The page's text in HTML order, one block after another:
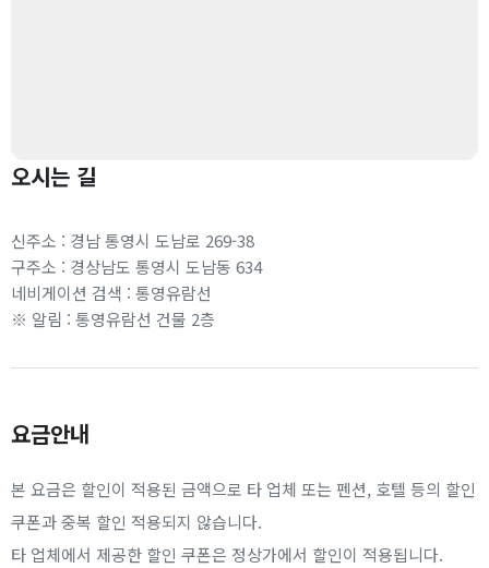
오시는 길
신주소 : 경남 통영시 도남로 269-38
구주소 : 경상남도 통영시 도남동 634
네비게이션 검색 : 통영유람선
※ 알림 : 통영유람선 건물 2층
요금안내
본 요금은 할인이 적용된 금액으로 타 업체 또는 펜션, 호텔 등의 할인
쿠폰과 중복 할인 적용되지 않습니다.
타 업체에서 제공한 할인 쿠폰은 정상가에서 할인이 적용됩니다.